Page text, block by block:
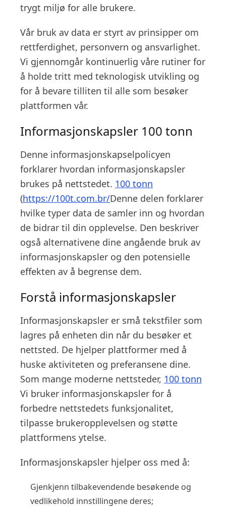
trygt miljø for alle brukere.
Vår bruk av data er styrt av prinsipper om
rettferdighet, personvern og ansvarlighet.
Vi gjennomgår kontinuerlig våre rutiner for
å holde tritt med teknologisk utvikling og
for å bevare tilliten til alle som besøker
plattformen vår.
Informasjonskapsler 100 tonn
Denne informasjonskapselpolicyen
forklarer hvordan informasjonskapsler
brukes på nettstedet. 100 tonn
(https://100t.com.br/Denne delen forklarer
hvilke typer data de samler inn og hvordan
de bidrar til din opplevelse. Den beskriver
også alternativene dine angående bruk av
informasjonskapsler og den potensielle
effekten av å begrense dem.
Forstå informasjonskapsler
Informasjonskapsler er små tekstfiler som
lagres på enheten din når du besøker et
nettsted. De hjelper plattformer med å
huske aktiviteten og preferansene dine.
Som mange moderne nettsteder, 100 tonn
Vi bruker informasjonskapsler for å
forbedre nettstedets funksjonalitet,
tilpasse brukeropplevelsen og støtte
plattformens ytelse.
Informasjonskapsler hjelper oss med å:
Gjenkjenn tilbakevendende besøkende og
vedlikehold innstillingene deres;